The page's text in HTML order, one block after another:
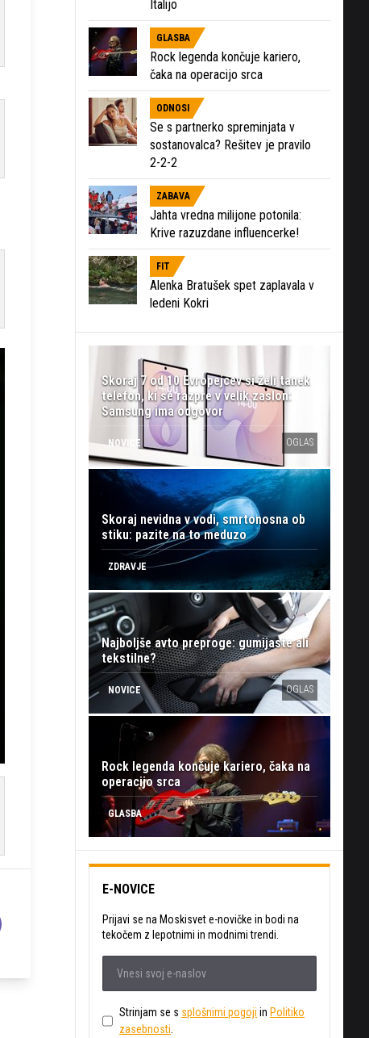
Italijo
GLASBA
Rock legenda končuje kariero,
čaka na operacijo srca
ODNOSI
Se s partnerko spreminjata v
sostanovalca? Rešitev je pravilo
2-2-2
ZABAVA
Jahta vredna milijone potonila:
Krive razuzdane influencerke!
FIT
Alenka Bratušek spet zaplavala v
ledeni Kokri
Skoraj 7 od 10 Evropejcev si želi tanek
telefon, ki se razpre v velik zaslon:
Samsung ima odgovor
NOVICE OGLAS
Skoraj nevidna v vodi, smrtonosna ob
stiku: pazite na to meduzo
ZDRAVJE
Najboljše avto preproge: gumijaste ali
tekstilne?
NOVICE OGLAS
Rock legenda končuje kariero, čaka na
operacijo srca
GLASBA
E-NOVICE
Prijavi se na Moskisvet e-novičke in bodi na
tekočem z lepotnimi in modnimi trendi.
Strinjam se s splošnimi pogoji in Politiko
zasebnosti